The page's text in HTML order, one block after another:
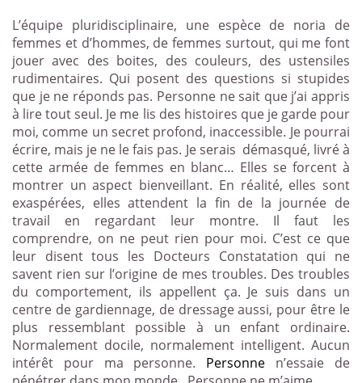
L’équipe pluridisciplinaire, une espèce de noria de
femmes et d’hommes, de femmes surtout, qui me font
jouer avec des boites, des couleurs, des ustensiles
rudimentaires. Qui posent des questions si stupides
que je ne réponds pas. Personne ne sait que j’ai appris
à lire tout seul. Je me lis des histoires que je garde pour
moi, comme un secret profond, inaccessible. Je pourrai
écrire, mais je ne le fais pas. Je serais démasqué, livré à
cette armée de femmes en blanc… Elles se forcent à
montrer un aspect bienveillant. En réalité, elles sont
exaspérées, elles attendent la fin de la journée de
travail en regardant leur montre. Il faut les
comprendre, on ne peut rien pour moi. C’est ce que
leur disent tous les Docteurs Constatation qui ne
savent rien sur l’origine de mes troubles. Des troubles
du comportement, ils appellent ça. Je suis dans un
centre de gardiennage, de dressage aussi, pour être le
plus ressemblant possible à un enfant ordinaire.
Normalement docile, normalement intelligent. Aucun
intérêt pour ma personne. Personne n’essaie de